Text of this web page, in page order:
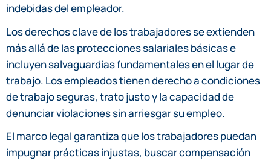
indebidas del empleador.
Los derechos clave de los trabajadores se extienden
más allá de las protecciones salariales básicas e
incluyen salvaguardias fundamentales en el lugar de
trabajo. Los empleados tienen derecho a condiciones
de trabajo seguras, trato justo y la capacidad de
denunciar violaciones sin arriesgar su empleo.
El marco legal garantiza que los trabajadores puedan
impugnar prácticas injustas, buscar compensación